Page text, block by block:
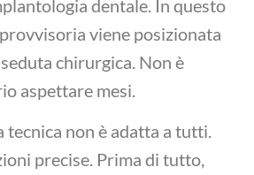
dentale. In questo
viene posizionata
chirurgica. Non è
aspettare mesi.
tecnica non è adatta a tutti.
precise. Prima di tutto,